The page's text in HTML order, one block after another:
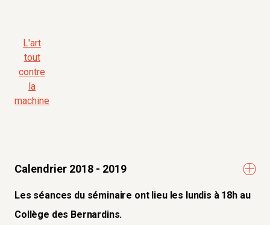
L'art
tout
contre
la
machine
Calendrier 2018 - 2019
Les séances du séminaire ont lieu les lundis à 18h au
Collège des Bernardins.